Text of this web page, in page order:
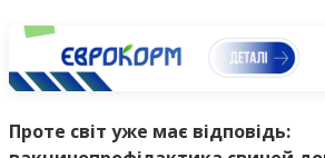
Проте світ уже має відповідь: